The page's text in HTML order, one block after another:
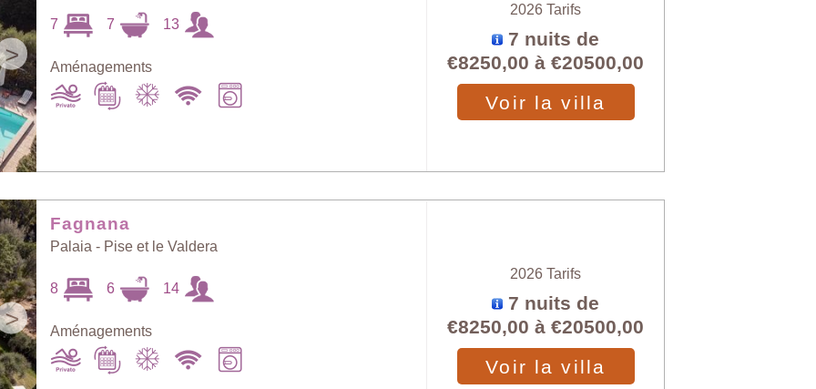
au petit bonheur
>
7 7 13
Aménagements
2026 Tarifs
7 nuits de
€8250,00 à€20500,00
Voir la villa
>
Fagnana
Palaia - Pise et le Valdera
8 6 14
Aménagements
2026 Tarifs
7 nuits de
€8250,00 à€20500,00
Voir la villa